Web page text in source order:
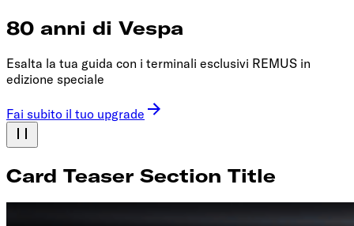
80 anni di Vespa
Esalta la tua guida con i terminali esclusivi REMUS in
edizione speciale
Fai subito il tuo upgrade
Card Teaser Section Title